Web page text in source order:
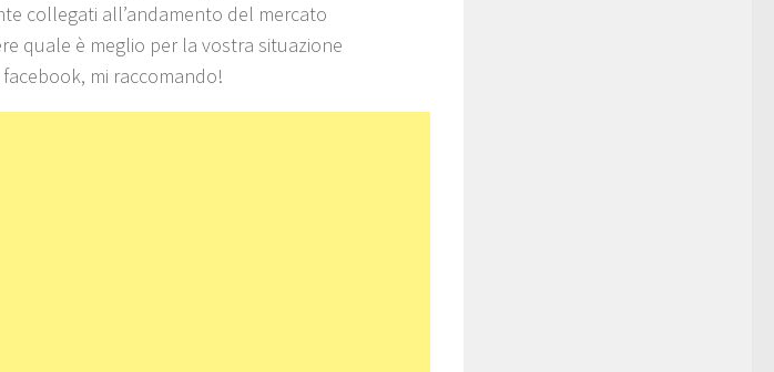
collegati all’andamento del mercato
quale è meglio per la vostra situazione
mi raccomando!